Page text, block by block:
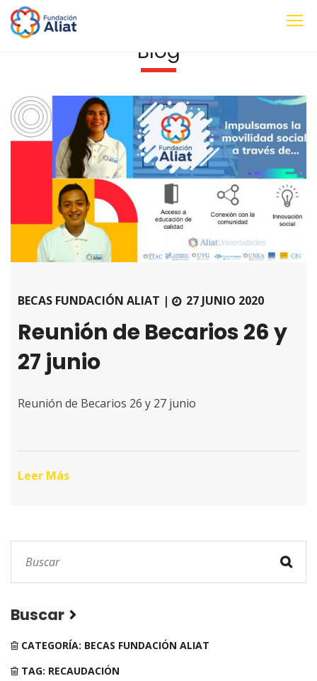
Blog
BECAS FUNDACIÓN ALIAT | 27 JUNIO 2020
Reunión de Becarios 26 y
27 junio
Reunión de Becarios 26 y 27 junio
Leer Más
Buscar
CATEGORÍA: BECAS FUNDACIÓN ALIAT
TAG: RECAUDACIÓN